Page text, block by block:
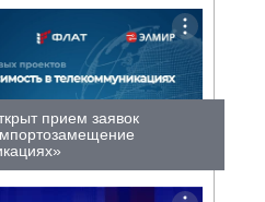
прием заявок